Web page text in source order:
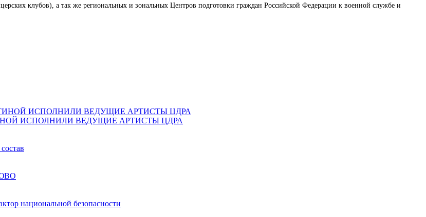
клубов), а так же региональных и зональных Центров подготовки граждан Российской Федерации к военной службе и
ИСПОЛНИЛИ ВЕДУЩИЕ АРТИСТЫ ЦДРА
ЮВО
национальной безопасности